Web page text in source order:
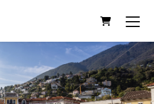
CARRELLO